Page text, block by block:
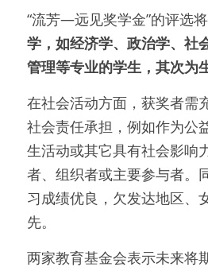
“流芳—远见奖学金”的评选将
学，如经济学、政治学、社
管理等专业的学生，其次为
在社会活动方面，获奖者需
社会责任承担，例如作为公
生活动或其它具有社会影响
者、组织者或主要参与者。
习成绩优良，欠发达地区、
先。
两家教育基金会表示未来将